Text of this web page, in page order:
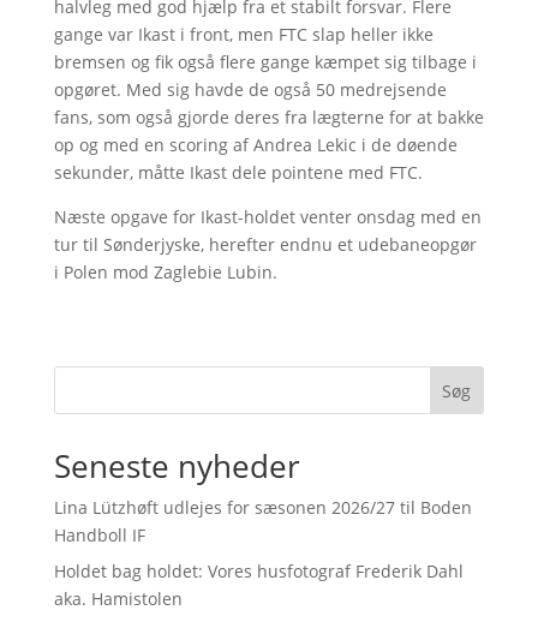
halvleg med god hjælp fra et stabilt forsvar. Flere
gange var Ikast i front, men FTC slap heller ikke
bremsen og fik også flere gange kæmpet sig tilbage i
opgøret. Med sig havde de også 50 medrejsende
fans, som også gjorde deres fra lægterne for at bakke
op og med en scoring af Andrea Lekic i de døende
sekunder, måtte Ikast dele pointene med FTC.
Næste opgave for Ikast-holdet venter onsdag med en
tur til Sønderjyske, herefter endnu et udebaneopgør
i Polen mod Zaglebie Lubin.
Søg
Seneste nyheder
Lina Lützhøft udlejes for sæsonen 2026/27 til Boden
Handboll IF
Holdet bag holdet: Vores husfotograf Frederik Dahl
aka. Hamistolen